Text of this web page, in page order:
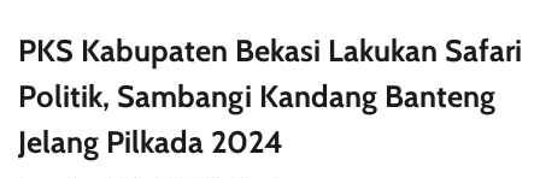
PKS Kabupaten Bekasi Lakukan Safari
Politik, Sambangi Kandang Banteng
Jelang Pilkada 2024